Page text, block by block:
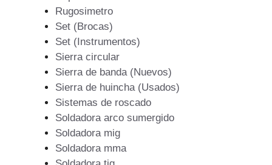
Rugosimetro
Set (Brocas)
Set (Instrumentos)
Sierra circular
Sierra de banda (Nuevos)
Sierra de huincha (Usados)
Sistemas de roscado
Soldadora arco sumergido
Soldadora mig
Soldadora mma